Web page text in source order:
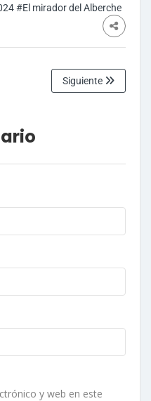
#El mirador del Alberche
Siguiente
y web en este